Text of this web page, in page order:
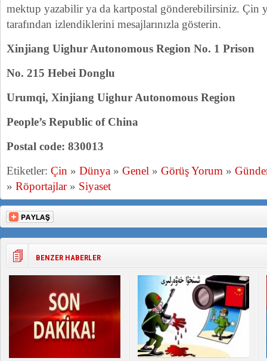
mektup yazabilir ya da kartpostal gönderebilirsiniz. Çin
tarafından izlendiklerini mesajlarınızla gösterin.
Xinjiang Uighur Autonomous Region No. 1 Prison
No. 215 Hebei Donglu
Urumqi, Xinjiang Uighur Autonomous Region
People’s Republic of China
Postal code: 830013
Etiketler: Çin » Dünya » Genel » Görüş Yorum »
» Röportajlar» Siyaset
BENZER HABERLER